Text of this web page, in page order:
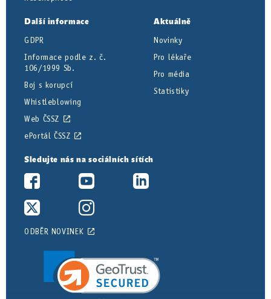
Další informace
GDPR
Informace podle z. č.
106/1999 Sb.
Boj s korupcí
Whistleblowing
Web ČSSZ
ePortál ČSSZ
Aktuálně
Novinky
Pro lékaře
Pro média
Statistiky
Sledujte nás na sociálních sítích
ODBĚR NOVINEK